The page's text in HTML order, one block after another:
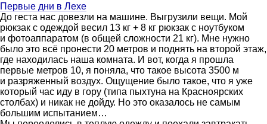
Первые дни в Лехе
До геста нас довезли на машине. Выгрузили вещи. Мой
рюкзак с одеждой весил 13 кг + 8 кг рюкзак с ноутбуком
и фотоаппаратом (в общей сложности 21 кг). Мне нужно
было это всё пронести 20 метров и поднять на второй этаж,
где находилась наша комната. И вот, когда я прошла
первые метров 10, я поняла, что такое высота 3500 м
и разряженный воздух. Ощущение было такое, что я уже
который час иду в гору (типа пыхтуна на Красноярских
столбах) и никак не дойду. Но это оказалось не самым
большим испытанием…